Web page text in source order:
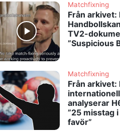
Matchfixning
Från arkivet:
TV2-
”Suspicious
Matchfixning
Från arkivet:
analyserar
”25 misstag
favör”